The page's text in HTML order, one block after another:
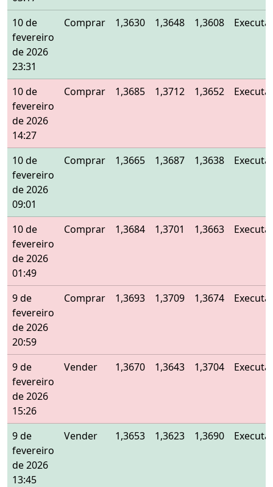
10 de
fevereiro
de 2026
23:31
Comprar 1,3630 1,3648 1,3608
10 de
fevereiro
de 2026
14:27
Comprar 1,3685 1,3712 1,3652
10 de
fevereiro
de 2026
09:01
Comprar 1,3665 1,3687 1,3638
10 de
fevereiro
de 2026
01:49
Comprar 1,3684 1,3701 1,3663
9 de
fevereiro
de 2026
20:59
Comprar 1,3693 1,3709 1,3674
9 de
fevereiro
de 2026
15:26
Vender 1,3670 1,3643 1,3704
9 de
fevereiro
de 2026
13:45
Vender 1,3653 1,3623 1,3690